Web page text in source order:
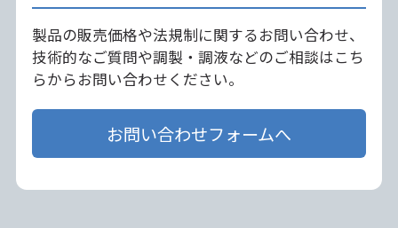
製品の販売価格や法規制に関するお問い合わせ、
技術的なご質問や調製・調液などのご相談はこち
らからお問い合わせください。
お問い合わせフォームへ